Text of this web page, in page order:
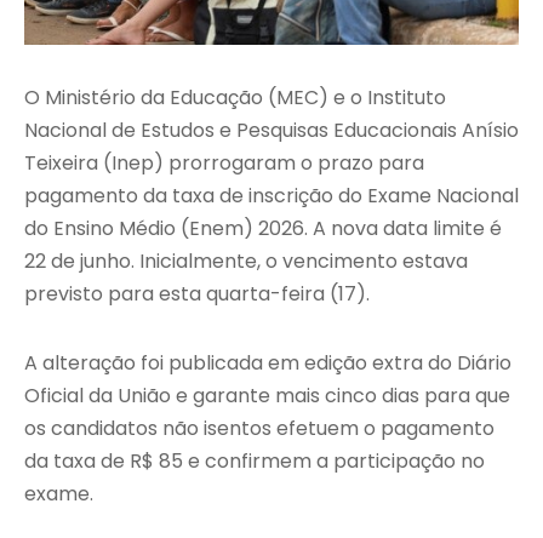
O Ministério da Educação (MEC) e o Instituto
Nacional de Estudos e Pesquisas Educacionais Anísio
Teixeira (Inep) prorrogaram o prazo para
pagamento da taxa de inscrição do Exame Nacional
do Ensino Médio (Enem) 2026. A nova data limite é
22 de junho. Inicialmente, o vencimento estava
previsto para esta quarta-feira (17).
A alteração foi publicada em edição extra do Diário
Oficial da União e garante mais cinco dias para que
os candidatos não isentos efetuem o pagamento
da taxa de R$ 85 e confirmem a participação no
exame.